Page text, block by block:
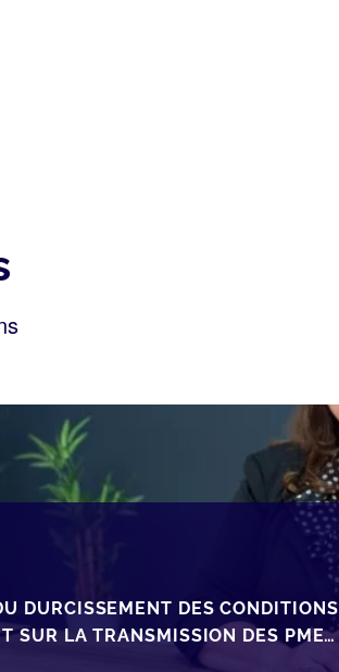
DURCISSEMENT DES CONDITIONS
SUR LA TRANSMISSION DES PME